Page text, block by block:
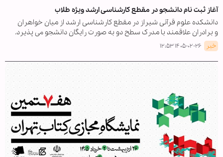
آغاز ثبت نام دانشجو در مقطع کارشناسی ارشد ویژه طلاب
دانشکده علوم قرآنی شیراز در مقطع کارشناسی ارشد از میان خواهران
و برادران علاقمند با مدرک سطح دو به صورت رایگان دانشجو می پذیرد.
خبر ۱۴۰۵-۰۲-۲۶ ۱۲:۵۳